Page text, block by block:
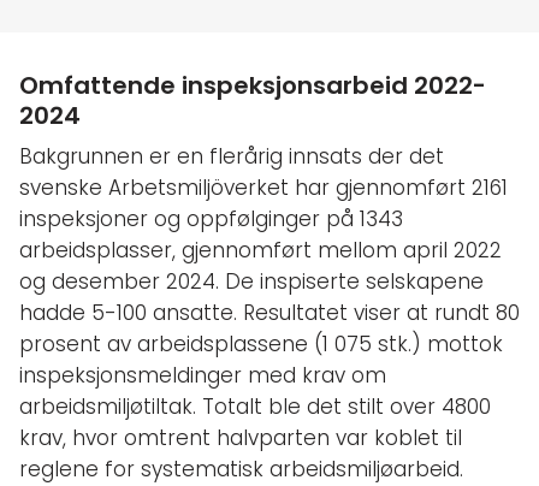
Omfattende inspeksjonsarbeid 2022-
2024
Bakgrunnen er en flerårig innsats der det
svenske Arbetsmiljöverket har gjennomført 2161
inspeksjoner og oppfølginger på 1343
arbeidsplasser, gjennomført mellom april 2022
og desember 2024. De inspiserte selskapene
hadde 5-100 ansatte. Resultatet viser at rundt 80
prosent av arbeidsplassene (1 075 stk.) mottok
inspeksjonsmeldinger med krav om
arbeidsmiljøtiltak. Totalt ble det stilt over 4800
krav, hvor omtrent halvparten var koblet til
reglene for systematisk arbeidsmiljøarbeid.